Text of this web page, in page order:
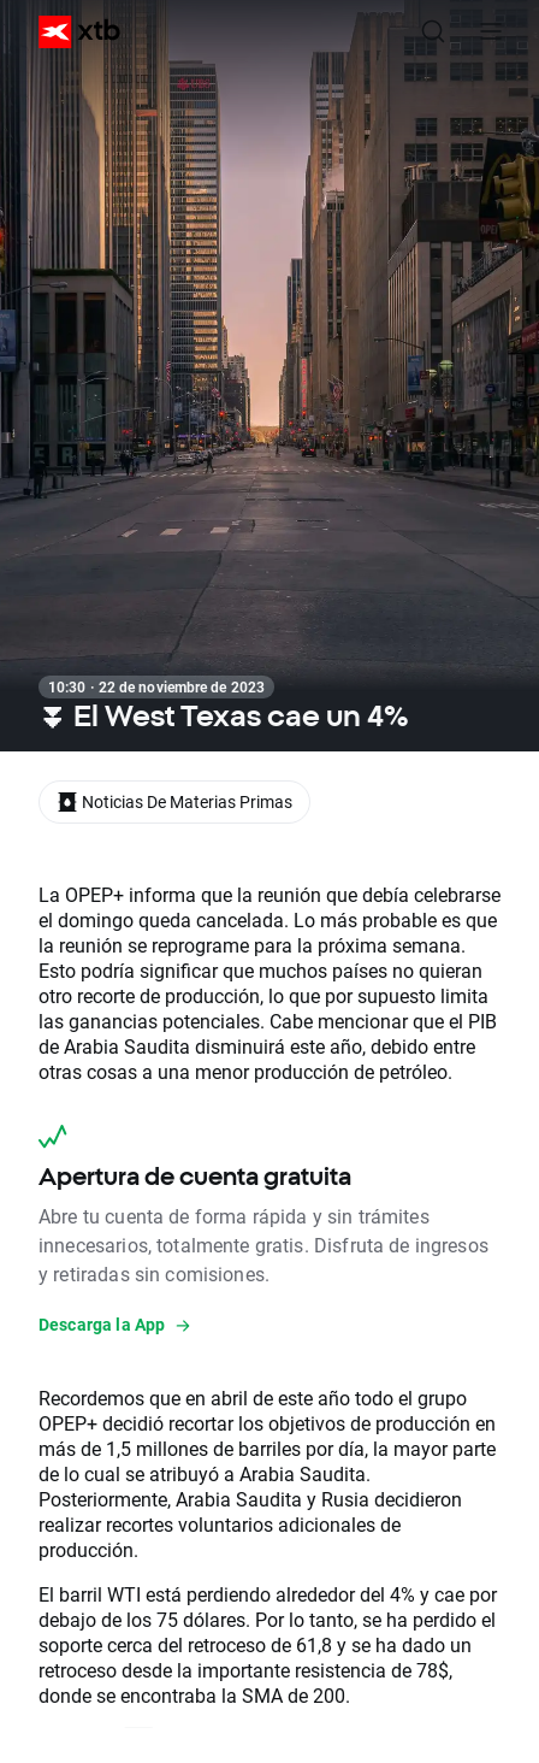
10:30 · 22 de noviembre de 2023
⏬ El West Texas cae un 4%
La OPEP+ informa que la reunión que debía celebrarse
el domingo queda cancelada. Lo más probable es que
la reunión se reprograme para la próxima semana.
Esto podría significar que muchos países no quieran
otro recorte de producción, lo que por supuesto limita
las ganancias potenciales. Cabe mencionar que el PIB
de Arabia Saudita disminuirá este año, debido entre
otras cosas a una menor producción de petróleo.
Apertura de cuenta gratuita
Abre tu cuenta de forma rápida y sin trámites
innecesarios, totalmente gratis. Disfruta de ingresos
y retiradas sin comisiones.
Descarga la App
Recordemos que en abril de este año todo el grupo
OPEP+ decidió recortar los objetivos de producción en
más de 1,5 millones de barriles por día, la mayor parte
de lo cual se atribuyó a Arabia Saudita.
Posteriormente, Arabia Saudita y Rusia decidieron
realizar recortes voluntarios adicionales de
producción.
El barril WTI está perdiendo alrededor del 4% y cae por
debajo de los 75 dólares. Por lo tanto, se ha perdido el
soporte cerca del retroceso de 61,8 y se ha dado un
retroceso desde la importante resistencia de 78$,
donde se encontraba la SMA de 200.
Noticias De Materias Primas